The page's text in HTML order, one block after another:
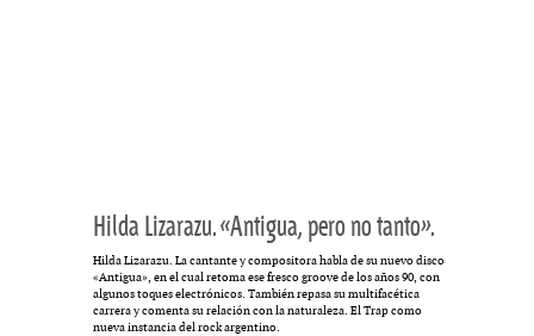
Hilda Lizarazu. «Antigua, pero no tanto».
Hilda Lizarazu. La cantante y compositora habla de su nuevo disco
«Antigua», en el cual retoma ese fresco groove de los años 90, con
algunos toques electrónicos. También repasa su multifacética
carrera y comenta su relación con la naturaleza. El Trap como
nueva instancia del rock argentino.